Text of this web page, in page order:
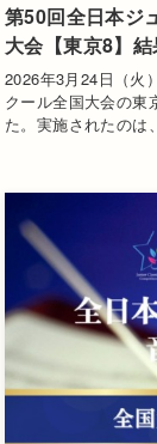
第50回全日本ジ
大会【東京8】
2026年3月24日（火
クール全国大会の東
た。実施されたのは